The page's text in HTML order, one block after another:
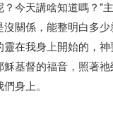
今天講啥知道嗎？“
沒關係，能整明白多
靈在我身上開始的，
基督的福音，照著
身上。